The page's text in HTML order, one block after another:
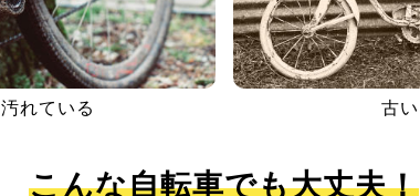
汚れている 古い
こんな自転車でも大丈夫！